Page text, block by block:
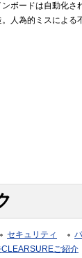
ンボードは自動化さ
。人為的ミスによる
セキュリティ
ご紹介